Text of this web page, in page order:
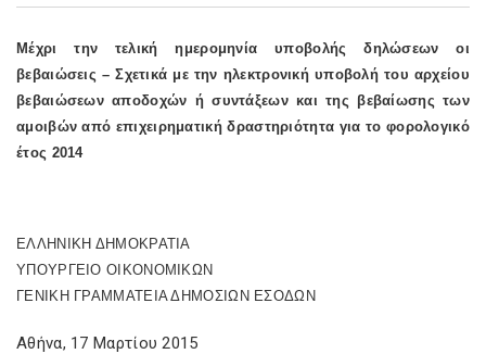
Μέχρι την τελική ημερομηνία υποβολής δηλώσεων οι
βεβαιώσεις – Σχετικά με την ηλεκτρονική υποβολή του αρχείου
βεβαιώσεων αποδοχών ή συντάξεων και της βεβαίωσης των
αμοιβών από επιχειρηματική δραστηριότητα για το φορολογικό
έτος 2014
ΕΛΛΗΝΙΚΗ ΔΗΜΟΚΡΑΤΙΑ
ΥΠΟΥΡΓΕΙΟ ΟΙΚΟΝΟΜΙΚΩΝ
ΓΕΝΙΚΗ ΓΡΑΜΜΑΤΕΙΑ ΔΗΜΟΣΙΩΝ ΕΣΟΔΩΝ
Αθήνα, 17 Μαρτίου 2015